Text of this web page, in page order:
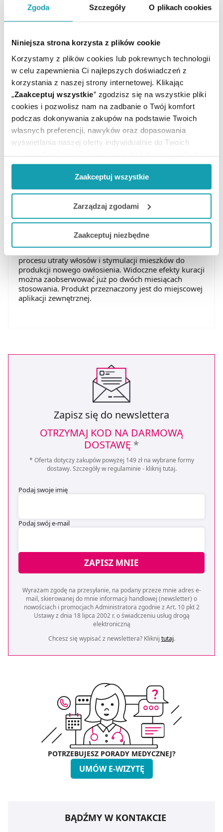
Zgoda Szczegóły O plikach cookies
Niniejsza strona korzysta z plików cookie
Korzystamy z plików cookies lub pokrewnych technologii
w celu zapewnienia Ci najlepszych doświadczeń z
korzystania z naszej strony internetowej. Klikając
„Zaakceptuj wszystkie” zgodzisz się na wszystkie pliki
cookies i pozwolisz nam na zadbanie o Twój komfort
podczas dokonywania zakupów na podstawie Twoich
własnych preferencji, nawyków oraz dopasowania
wyświetlania naszej oferty indywidualnie do Twoich
potrzeb. Część z plików jest nam dodatkowo niezbędna
do prawidłowego działania Portalu oraz jego
funkcjonalności. W zależności od funkcji, dane o tym jak
korzystasz z naszej witryny będą również przekazywane
do naszych Partnerów marketingowych i analitycznych.
Jeżeli chcesz dostosować swoją zgodę i wybrać tylko
niektóre dodatkowe funkcje, z którymi wiąże się
zbieranie danych o Twojej aktywności dokonaj
preferowanych przez Ciebie wyborów i kliknij „Zarządzaj
zgodami”.
Możesz również kliknąć „
Strony.
Zaakceptuj wszystkie
Zarządzaj zgodami
Zaakceptuj niezbędne
Kluczowym elementem podnoszącym wartość
opakowania kompletnego zestawu akcesoriów
medycznych. Umożliwiają one pacjentowi
przeprowadzenie w pełni precyzyjnej aplikacji.
Prawidłowe nakładanie produktu warunkuje
optymalne wnikanie substancji aktywnej głęboko w
zrogowaciałą płytkę paznokcia, co przekłada się na
skuteczność i trwałość podjętej kuracji.
Alocutan 2% 20mg/ml płyn na
skórę
Nadmierne wypadanie włosów o podłożu
hormonalnym stanowi poważny problem natury
estetycznej i psychologicznej, który dotyka wiele
kobiet. Odpowiedzią na ich specyficzne potrzeby jest
Alocutan o stężeniu 2% (20 mg/ml). Preparat zawiera
minoksydyl – substancję czynną, której wysoka
efektywność w leczeniu łysienia androgenowego typu
żeńskiego została jednoznacznie potwierdzona w
badaniach klinicznych.
Działanie płynu polega na skutecznym hamowaniu
procesu utraty włosów i stymulacji mieszków do
produkcji nowego owłosienia. Widoczne efekty kuracji
można zaobserwować już po dwóch miesiącach
stosowania. Produkt przeznaczony jest do miejscowej
aplikacji zewnętrznej.
Zapisz się do newslettera
OTRZYMAJ KOD NA DARMOWĄ
DOSTAWĘ *
* Oferta dotyczy zakupów powyżej 149 zł na wybrane formy
dostawy. Szczegóły w regulaminie - kliknij tutaj.
Podaj swoje imię
Podaj swój e-mail
ZAPISZ MNIE
Wyrażam zgodę na przesyłanie, na podany przeze mnie adres e-
mail, skierowanej do mnie informacji handlowej (newsletter) o
nowościach i promocjach Administratora zgodnie z Art. 10 pkt 2
Ustawy z dnia 18 lipca 2002 r. o świadczeniu usług drogą
elektroniczną
Chcesz się wypisać z newslettera? Kliknij tutaj.
POTRZEBUJESZ PORADY MEDYCZNEJ?
UMÓW E-WIZYTĘ
BĄDŹMY W KONTAKCIE